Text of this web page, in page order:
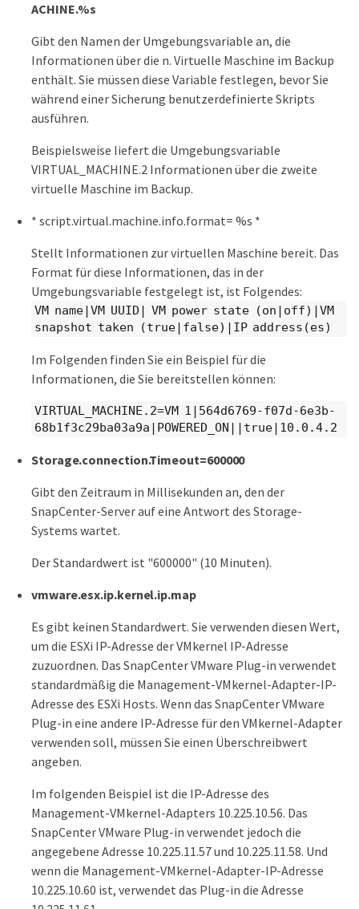
ACHINE.%s
Gibt den Namen der Umgebungsvariable an, die
Informationen über die n. Virtuelle Maschine im Backup
enthält. Sie müssen diese Variable festlegen, bevor Sie
während einer Sicherung benutzerdefinierte Skripts
ausführen.
Beispielsweise liefert die Umgebungsvariable
VIRTUAL_MACHINE.2 Informationen über die zweite
virtuelle Maschine im Backup.
* script.virtual.machine.info.format= %s *
Stellt Informationen zur virtuellen Maschine bereit. Das
Format für diese Informationen, das in der
Umgebungsvariable festgelegt ist, ist Folgendes:
VM name|VM UUID| VM power state (on|off)|VM
snapshot taken (true|false)|IP address(es)
Im Folgenden finden Sie ein Beispiel für die
Informationen, die Sie bereitstellen können:
VIRTUAL_MACHINE.2=VM 1|564d6769-f07d-6e3b-
68b1f3c29ba03a9a|POWERED_ON||true|10.0.4.2
Storage.connection.Timeout=600000
Gibt den Zeitraum in Millisekunden an, den der
SnapCenter-Server auf eine Antwort des Storage-
Systems wartet.
Der Standardwert ist "600000" (10 Minuten).
vmware.esx.ip.kernel.ip.map
Es gibt keinen Standardwert. Sie verwenden diesen Wert,
um die ESXi IP-Adresse der VMkernel IP-Adresse
zuzuordnen. Das SnapCenter VMware Plug-in verwendet
standardmäßig die Management-VMkernel-Adapter-IP-
Adresse des ESXi Hosts. Wenn das SnapCenter VMware
Plug-in eine andere IP-Adresse für den VMkernel-Adapter
verwenden soll, müssen Sie einen Überschreibwert
angeben.
Im folgenden Beispiel ist die IP-Adresse des
Management-VMkernel-Adapters 10.225.10.56. Das
SnapCenter VMware Plug-in verwendet jedoch die
angegebene Adresse 10.225.11.57 und 10.225.11.58. Und
wenn die Management-VMkernel-Adapter-IP-Adresse
10.225.10.60 ist, verwendet das Plug-in die Adresse